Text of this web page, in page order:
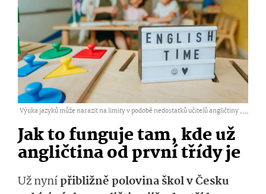
Výuka jazyků může narazit na limity v podobě nedostatků učitelů angličtiny ,...
Jak to funguje tam, kde už
angličtina od první třídy je
Už nynípřibližně polovina škol v Česku